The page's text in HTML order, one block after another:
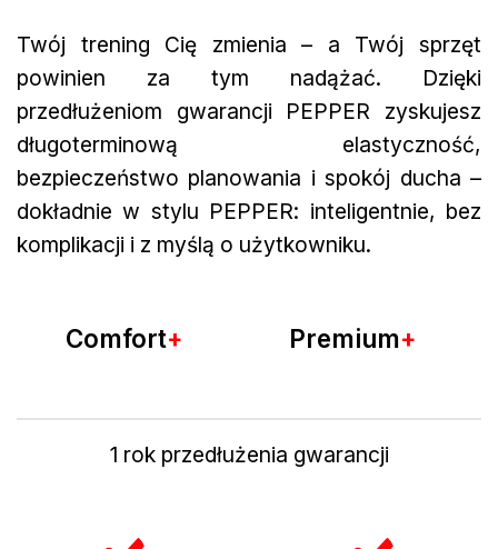
Twój trening Cię zmienia – a Twój sprzęt
powinien za tym nadążać. Dzięki
przedłużeniom gwarancji PEPPER zyskujesz
długoterminową elastyczność,
bezpieczeństwo planowania i spokój ducha –
dokładnie w stylu PEPPER: inteligentnie, bez
komplikacji i z myślą o użytkowniku.
Comfort+ Premium+
1 rok przedłużenia gwarancji